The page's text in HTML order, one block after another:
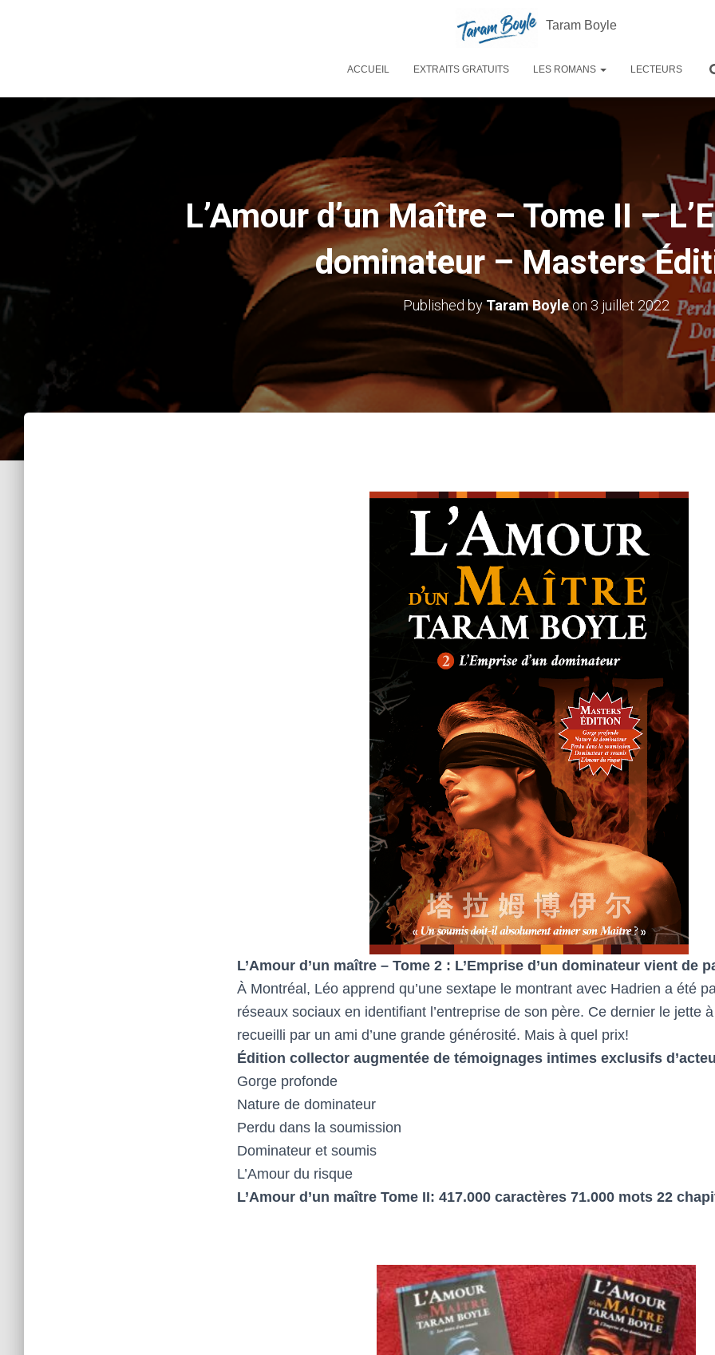
Taram Boyle
ACCUEIL EXTRAITS GRATUITS LES ROMANS LECTEURS
L’Amour d’un Maître – Tome II –
dominateur – Masters
Published byTaram Boyleon 3 juillet 2022
L’Amour d’un maître – Tome 2 : L’Emprise d’un dominateur vient de
À Montréal, Léo apprend qu’une sextape le montrant avec Hadrien a été
réseaux sociaux en identifiant l’entreprise de son père. Ce dernier le jette
recueilli par un ami d’une grande générosité. Mais à quel prix!
Édition collector augmentée de témoignages intimes exclusifs
Gorge profonde
Nature de dominateur
Perdu dans la soumission
Dominateur et soumis
L’Amour du risque
L’Amour d’un maître Tome II: 417.000 caractères 71.000 mots 22